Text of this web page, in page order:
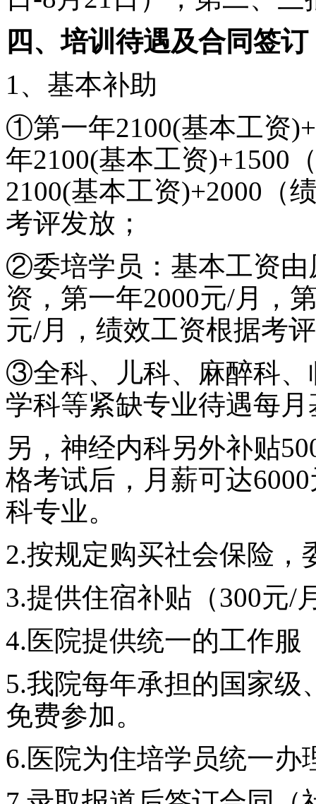
四、培训待遇及合同签订
1、 基本补助
①第一年2100(基本工资
年2100(基本工资)+1500
2100(基本工资)+2000（
考评发放 ；
②委培学员：基本工资由
资，第一年2000元/月，
元/月
，绩效工资根据考
③全科、儿科、麻醉科
学科等紧缺专业待遇每
另，神经内科另外补贴
格考试后，月薪可达
科专业。
2.按规定购买社会保险
3.提供住宿补贴（300元/
4.医院提供统一的工作服
5.我院每年承担的国家级
免费参加。
6.医院为住培学员统一